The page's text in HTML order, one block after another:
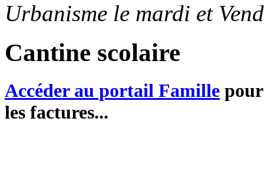
Urbanisme le mardi et
Cantine scolaire
Accéder au portail Famille
les factures...